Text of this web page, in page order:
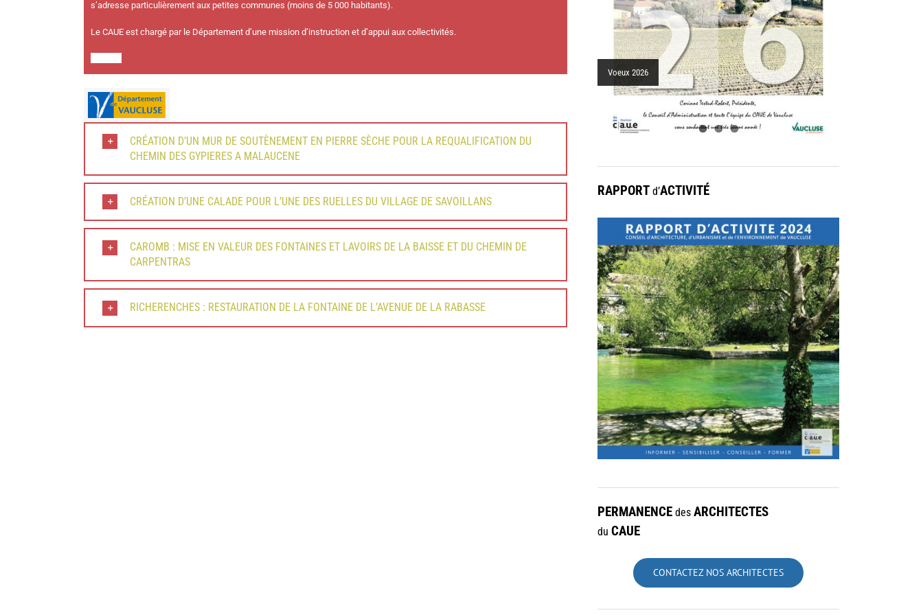
s’adresse particulièrement aux petites communes (moins de 5 000 habitants).
Le CAUE est chargé par le Département d’une mission d’instruction et d’appui aux collectivités.
CRÉATION D’UN MUR DE SOUTÈNEMENT EN PIERRE SÈCHE POUR LA REQUALIFICATION DU
CHEMIN DES GYPIERES A MALAUCENE
CRÉATION D’UNE CALADE POUR L’UNE DES RUELLES DU VILLAGE DE SAVOILLANS
CAROMB : MISE EN VALEUR DES FONTAINES ET LAVOIRS DE LA BAISSE ET DU CHEMIN DE
CARPENTRAS
RICHERENCHES : RESTAURATION DE LA FONTAINE DE L’AVENUE DE LA RABASSE
Voeux 2026
municipaux, porte médiévale
RAPPORT d’ACTIVITÉ
PERMANENCE des ARCHITECTES
du CAUE
CONTACTEZ NOS ARCHITECTES